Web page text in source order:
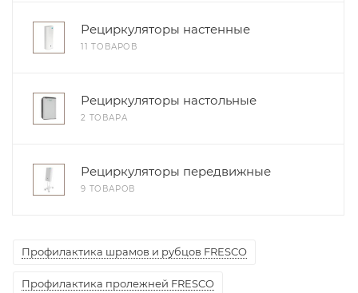
Рециркуляторы настенные
11 ТОВАРОВ
Рециркуляторы настольные
2 ТОВАРА
Рециркуляторы передвижные
9 ТОВАРОВ
Профилактика шрамов и рубцов FRESCO
Профилактика пролежней FRESCO